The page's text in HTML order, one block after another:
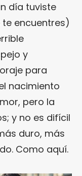
día tuviste
encuentres)
y
para
nacimiento
pero la
y no es difícil
duro, más
Como aquí.